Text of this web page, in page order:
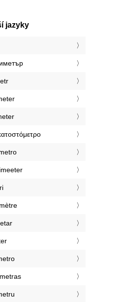
jazyky